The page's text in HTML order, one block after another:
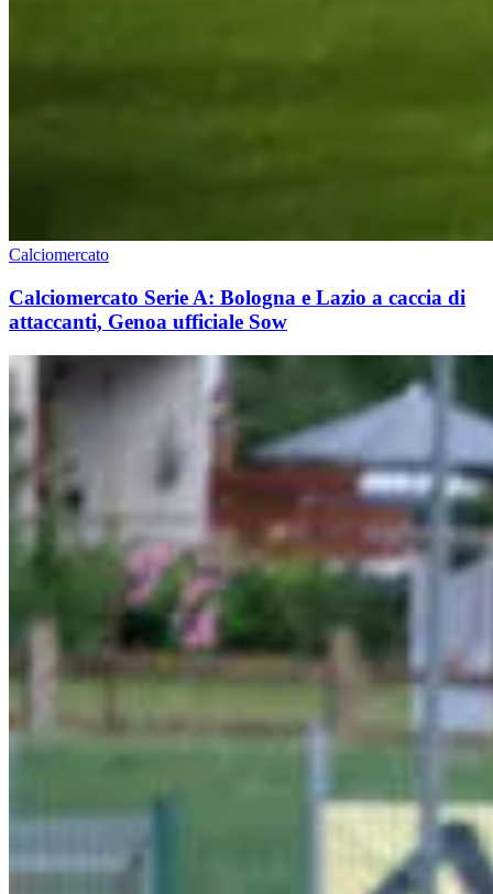
Calciomercato
Calciomercato Serie A: Bologna e Lazio a caccia di
attaccanti, Genoa ufficiale Sow